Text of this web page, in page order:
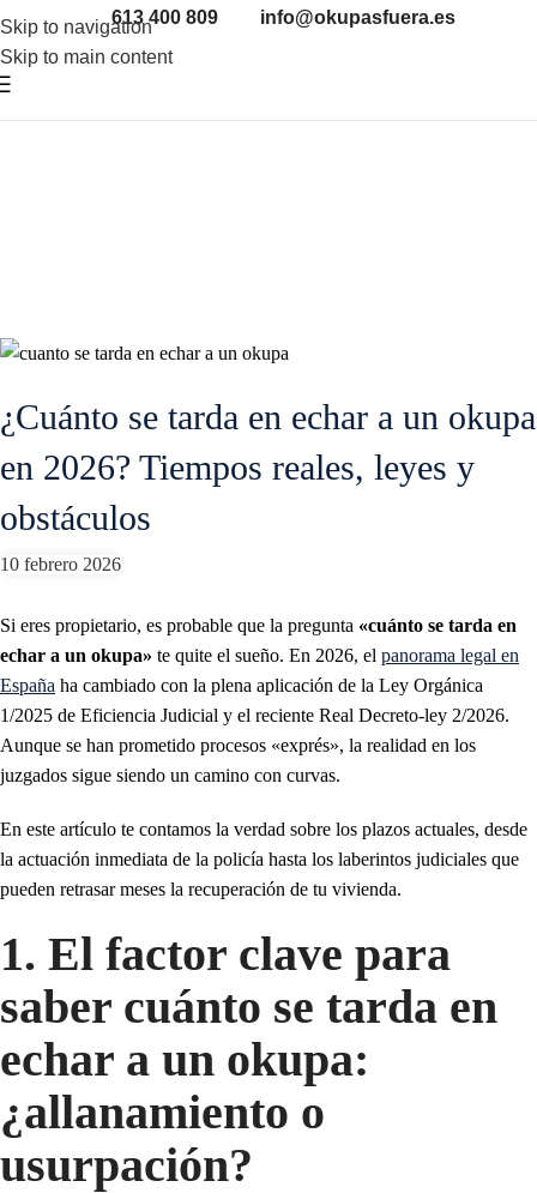
Skip to navigation
Skip to main content
613 400 809 info@okupasfuera.es
FEB
¿Cuánto se tarda en echar a un okupa
en 2026? Tiempos reales, leyes y
obstáculos
10 febrero 2026
Si eres propietario, es probable que la pregunta «cuánto se tarda en
echar a un okupa» te quite el sueño. En 2026, el panorama legal en
España ha cambiado con la plena aplicación de la Ley Orgánica
1/2025 de Eficiencia Judicial y el reciente Real Decreto-ley 2/2026.
Aunque se han prometido procesos «exprés», la realidad en los
juzgados sigue siendo un camino con curvas.
En este artículo te contamos la verdad sobre los plazos actuales, desde
la actuación inmediata de la policía hasta los laberintos judiciales que
pueden retrasar meses la recuperación de tu vivienda.
1. El factor clave para
saber cuánto se tarda en
echar a un okupa:
¿allanamiento o
usurpación?